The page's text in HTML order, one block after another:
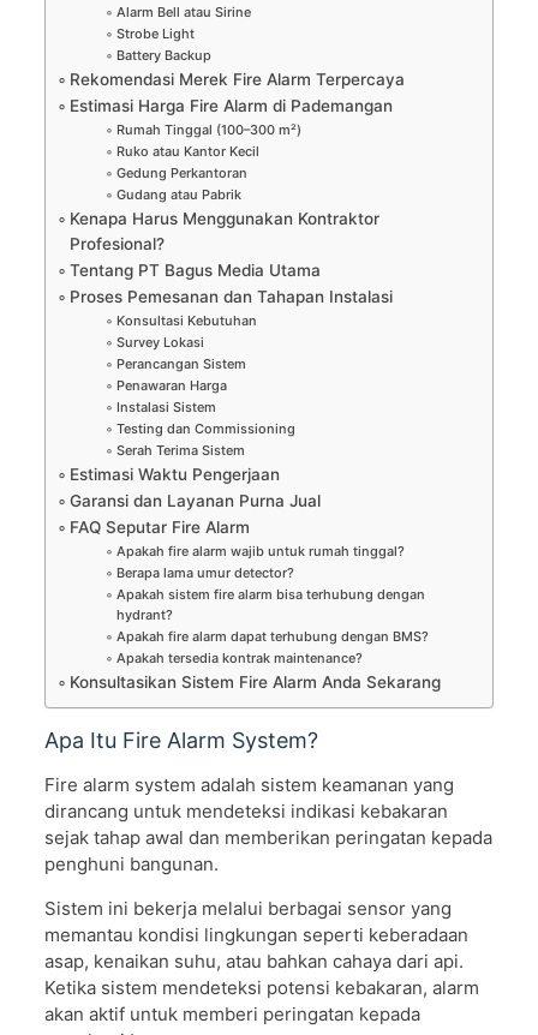
Alarm Bell atau Sirine
Strobe Light
Battery Backup
Rekomendasi Merek Fire Alarm Terpercaya
Estimasi Harga Fire Alarm di Pademangan
Rumah Tinggal (100–300 m²)
Ruko atau Kantor Kecil
Gedung Perkantoran
Gudang atau Pabrik
Kenapa Harus Menggunakan Kontraktor
Profesional?
Tentang PT Bagus Media Utama
Proses Pemesanan dan Tahapan Instalasi
Konsultasi Kebutuhan
Survey Lokasi
Perancangan Sistem
Penawaran Harga
Instalasi Sistem
Testing dan Commissioning
Serah Terima Sistem
Estimasi Waktu Pengerjaan
Garansi dan Layanan Purna Jual
FAQ Seputar Fire Alarm
Apakah fire alarm wajib untuk rumah tinggal?
Berapa lama umur detector?
Apakah sistem fire alarm bisa terhubung dengan
hydrant?
Apakah fire alarm dapat terhubung dengan BMS?
Apakah tersedia kontrak maintenance?
Konsultasikan Sistem Fire Alarm Anda Sekarang
Apa Itu Fire Alarm System?
Fire alarm system adalah sistem keamanan yang
dirancang untuk mendeteksi indikasi kebakaran
sejak tahap awal dan memberikan peringatan kepada
penghuni bangunan.
Sistem ini bekerja melalui berbagai sensor yang
memantau kondisi lingkungan seperti keberadaan
asap, kenaikan suhu, atau bahkan cahaya dari api.
Ketika sistem mendeteksi potensi kebakaran, alarm
akan aktif untuk memberi peringatan kepada